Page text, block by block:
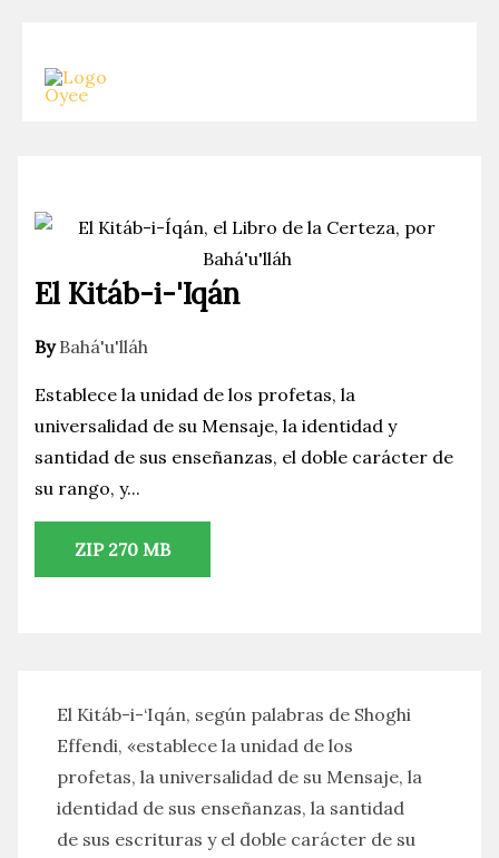
content
El Kitáb-i-'Iqán
ByBahá'u'lláh
Establece la unidad de los profetas, la
universalidad de su Mensaje, la identidad y
santidad de sus enseñanzas, el doble carácter de
su rango, y...
ZIP 270 MB
El Kitáb-i-‘Iqán, según palabras de Shoghi
Effendi, «establece la unidad de los
profetas, la universalidad de su Mensaje, la
identidad de sus enseñanzas, la santidad
de sus escrituras y el doble carácter de su